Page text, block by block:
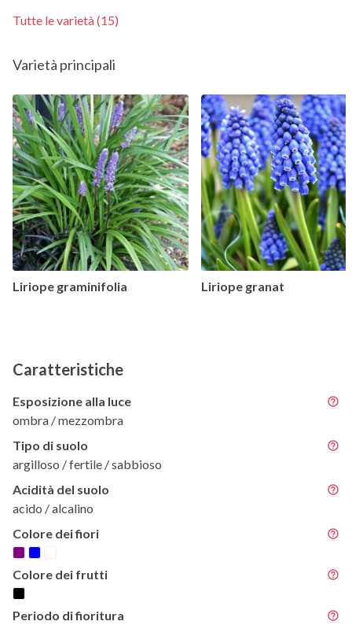
Tutte le varietà (15)
Varietà principali
Liriope graminifolia Liriope granat
Caratteristiche
Esposizione alla luce
ombra / mezzombra
Tipo di suolo
argilloso / fertile / sabbioso
Acidità del suolo
acido / alcalino
Colore dei fiori
Colore dei frutti
Periodo di fioritura